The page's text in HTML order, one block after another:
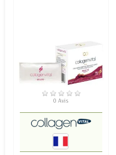
RUPTURE DE STOCK
0 Avis